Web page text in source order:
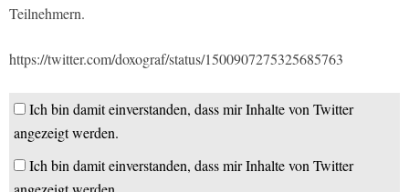
Teilnehmern.
https://twitter.com/doxograf/status/1500907275325685763
Ich bin damit einverstanden, dass mir Inhalte von Twitter
angezeigt werden.
Ich bin damit einverstanden, dass mir Inhalte von Twitter